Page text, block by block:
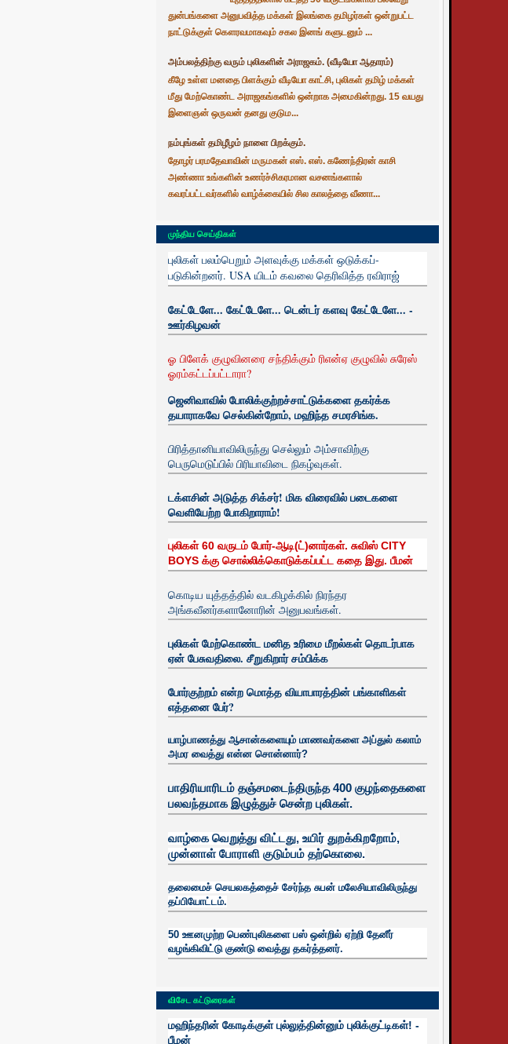
துன்பங்களை அனுபவித்த மக்கள் இலங்கை தமிழர்கள் ஒன்றுபட்ட
நாட்டுக்குள் கௌரவமாகவும் சகல இனங் களுடனும் ...
அம்பலத்திற்கு வரும் புலிகளின் அராஜகம். (வீடியோ ஆதாரம்)
கீழே உள்ள மனதை பிளக்கும் வீடியோ காட்சி, புலிகள் தமிழ் மக்கள்
மீது மேற்கொண்ட அராஜகங்களில் ஒன்றாக அமைகின்றது. 15 வயது
இளைஞன் ஒருவன் தனது குடும...
நம்புங்கள் தமிழீழம் நாளை பிறக்கும்.
தோழர் பரமதேவாவின் மருமகன் எஸ். எஸ். கணேந்திரன் காசி
அண்ணா உங்களின் உணர்ச்சிகரமான வசனங்களால்
கவரப்பட்டவர்களில் வாழ்க்கையில் சில காலத்தை வீணா...
முந்திய செய்திகள்
புலிகள் பலம்பெறும் அளவுக்கு மக்கள் ஒடுக்கப்-
படுகின்றனர். USA யிடம் கவலை தெரிவித்த ரவிராஜ்
கேட்டேளே... கேட்டேளே... டென்டர் களவு கேட்டேளே... -
ஊர்கிழவன்
ஓ பிளேக் குழுவினரை சந்திக்கும் ரிஎன்ஏ குழுவில் சுரேஸ்
ஓரம்கட்டப்பட்டாரா?
ஜெனிவாவில் போலிக்குற்றச்சாட்டுக்களை தகர்க்க
தயாராகவே செல்கின்றோம், மஹிந்த சமரசிங்க.
பிரித்தானியாவிலிருந்து செல்லும் அம்சாவிற்கு
பெருமெடுப்பில் பிரியாவிடை நிகழ்வுகள்.
டக்ளசின் அடுத்த சிக்சர்! மிக விரைவில் படைகளை
வெளியேற்ற போகிறாராம்!
புலிகள் 60 வருடம் போர்-ஆடி(ட்)னார்கள். சுவிஸ் CITY
BOYS க்கு சொல்லிக்கொடுக்கப்பட்ட கதை இது. பீமன்
கொடிய யுத்தத்தில் வடகிழக்கில் நிரந்தர
அங்கவீனர்களானோரின் அனுபவங்கள்.
புலிகள் மேற்கொண்ட மனித உரிமை மீறல்கள் தொடர்பாக
ஏன் பேசுவதிலை. சீறுகிறார் சம்பிக்க
போர்குற்றம் என்ற மொத்த வியாபாரத்தின் பங்காளிகள்
எத்தனை பேர்?
யாழ்பாணத்து ஆசான்களையும் மாணவர்களை அப்துல் கலாம்
அமர வைத்து என்ன சொன்னார்?
பாதிரியாரிடம் தஞ்சமடைந்திருந்த 400 குழந்தைகளை
பலவந்தமாக இழுத்துச் சென்ற புலிகள்.
வாழ்கை வெறுத்து விட்டது, உயிர் துறக்கிறறோம்,
முன்னாள் போராளி குடும்பம் தற்கொலை.
தலைமைச் செயலகத்தைச் சேர்ந்த சுபன் மலேசியாவிலிருந்து
தப்பியோட்டம்.
50 ஊனமுற்ற பெண்புலிகளை பஸ் ஒன்றில் ஏற்றி தேனீர்
வழங்கிவிட்டு குண்டு வைத்து தகர்த்தனர்.
விசேட கட்டுரைகள்
மஹிந்தரின் கோடிக்குள் புல்லுத்தின்னும் புலிக்குட்டிகள்! -
பீமன்